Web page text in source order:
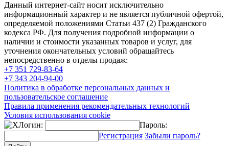
Данный интернет-сайт носит исключительно
информационный характер и не является публичной офертой,
определяемой положениями Статьи 437 (2) Гражданского
кодекса РФ. Для получения подробной информации о
наличии и стоимости указанных товаров и услуг, для
уточнения окончательных условий обращайтесь
непосредственно в отделы продаж:
+7 351 729-83-64
+7 343 204-94-00
Политика в обработке персональных данных и
пользовательское соглашение
Правила применения рекомендательных технологий
Условия использования cookie
Логин:
Пароль:
Регистрация Забыли пароль?